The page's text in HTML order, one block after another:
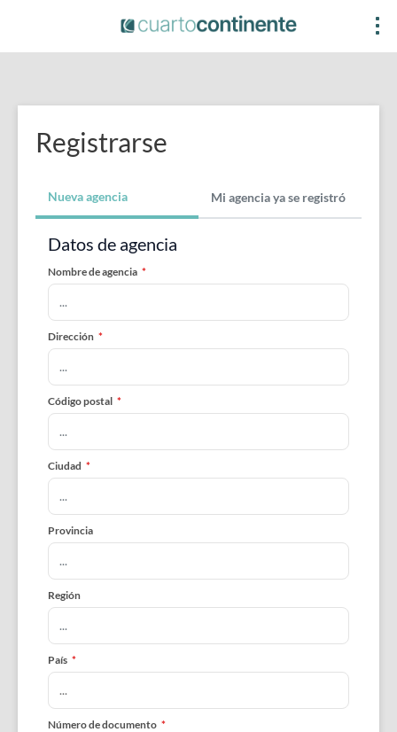
Registrarse
Nueva agencia Mi agencia ya se registró
Datos de agencia
Nombre de agencia *
Dirección *
Código postal *
Ciudad *
Provincia
Región
País *
Número de documento *